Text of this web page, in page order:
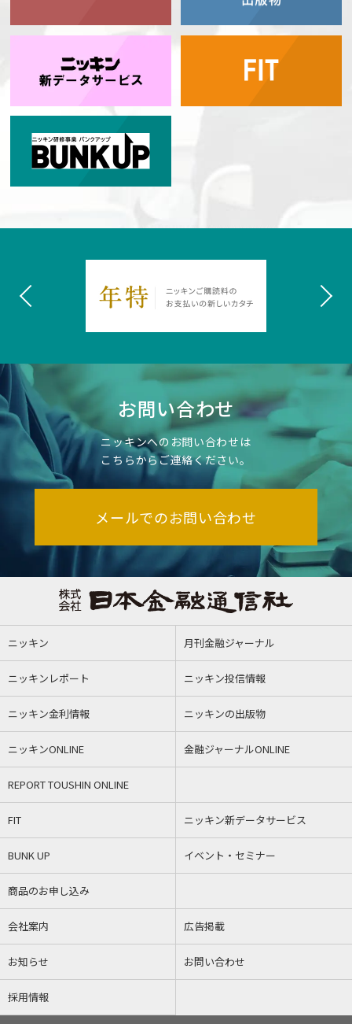
お問い合わせ
ニッキンへのお問い合わせは
こちらからご連絡ください。
メールでのお問い合わせ
ニッキン 月刊金融ジャーナル
ニッキンレポート ニッキン投信情報
ニッキン金利情報 ニッキンの出版物
ニッキンONLINE 金融ジャーナルONLINE
REPORT TOUSHIN ONLINE
FIT ニッキン新データサービス
BUNK UP イベント・セミナー
商品のお申し込み
会社案内 広告掲載
お知らせ お問い合わせ
採用情報